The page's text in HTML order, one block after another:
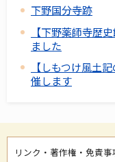
下野国分寺跡
【下野薬師寺歴
ました
【しもつけ風土
催します
リンク・著作権・免責事